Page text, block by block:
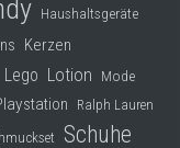
Haushaltsgeräte
Kerzen
Lego Lotion Mode
Ralph Lauren
Schuhe